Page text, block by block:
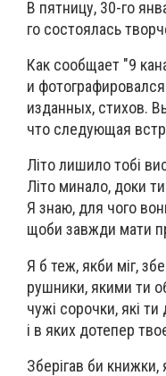
В пятницу, 30-го
го состоялась
Как сообщает "9
и
изданных, стихов.
что следующая
Літо лишило тобі
Літо минало, доки
Я знаю, для чого
щоби завжди мати
Я б теж, якби міг,
рушники, якими ти
чужі сорочки, які
і в яких дотепер
Зберігав би книжки,